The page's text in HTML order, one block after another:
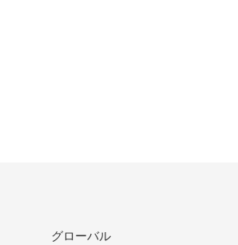
グローバル